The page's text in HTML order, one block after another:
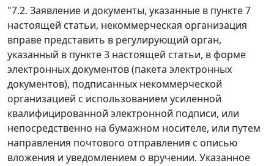
"7.2. Заявление и документы, указанные в пункте 7
настоящей статьи, некоммерческая организация
вправе представить в регулирующий орган,
указанный в пункте 3 настоящей статьи, в форме
электронных документов (пакета электронных
документов), подписанных некоммерческой
организацией с использованием усиленной
квалифицированной электронной подписи, или
непосредственно на бумажном носителе, или путем
направления почтового отправления с описью
вложения и уведомлением о вручении. Указанное